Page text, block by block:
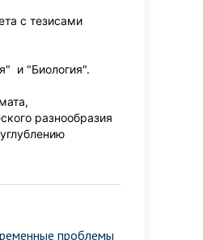
с тезисами
и "Биология".
разнообразия
проблемы